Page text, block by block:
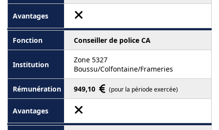
Conseiller de police CA
Zone 5327
Boussu/Colfontaine/Frameries
949,10 (pour la période exercée)